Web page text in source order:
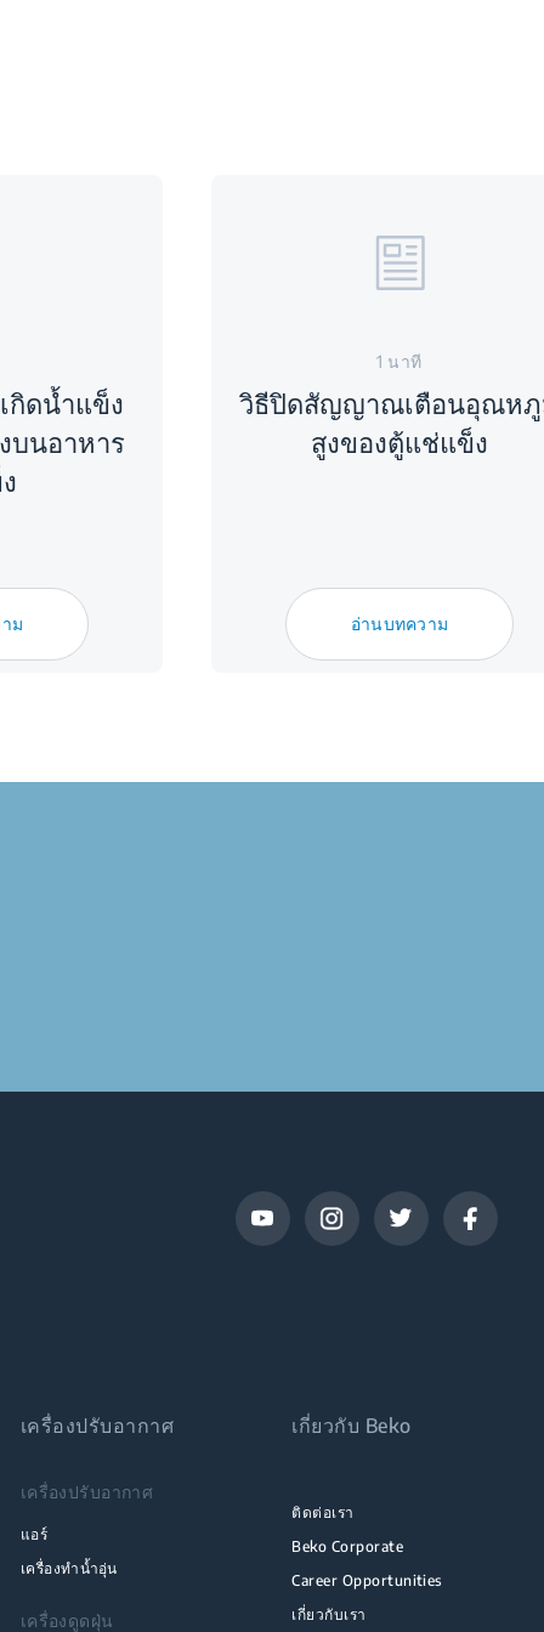
กิดน้ำแข็ง
บนอาหาร
ม
1 นาที
วิธีปิดสัญญาณเตือนอุณห
สูงของตู้แช่แข็ง
อ่านบทความ
เครื่องปรับอากาศ
เครื่องปรับอากาศ
แอร์
เครื่องทำน้ำอุ่น
เครื่องดูดฝุ่น
เกี่ยวกับ Beko
ติดต่อเรา
Beko Corporate
Career Opportunities
เกี่ยวกับเรา